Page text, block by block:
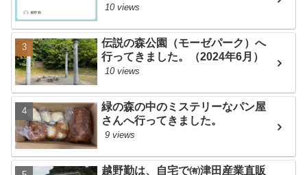
10 views
伝説の森公園（モーゼパーク）へ
行ってきました。（2024年6月）
10 views
緑の森の中のミステリーなパン屋
さんへ行ってきました。
9 views
越野勤は、自宅で㈲津田産業直販